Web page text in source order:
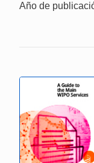
Año de